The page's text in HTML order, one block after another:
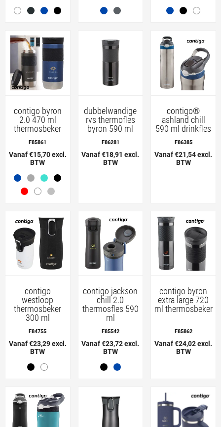
contigo byron
2.0 470 ml
thermosbeker
F85861
Vanaf €15,70 excl.
BTW
dubbelwandige
rvs thermofles
byron 590 ml
F86281
Vanaf €18,91 excl.
BTW
contigo®
ashland chill
590 ml drinkfles
F86385
Vanaf €21,54 excl.
BTW
contigo
westloop
thermosbeker
300 ml
F84755
Vanaf €23,29 excl.
BTW
contigo jackson
chill 2.0
thermosfles 590
ml
F85542
Vanaf €23,72 excl.
BTW
contigo byron
extra large 720
ml thermosbeker
F85862
Vanaf €24,02 excl.
BTW